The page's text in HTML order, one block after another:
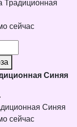
сейчас
Синяя
сейчас